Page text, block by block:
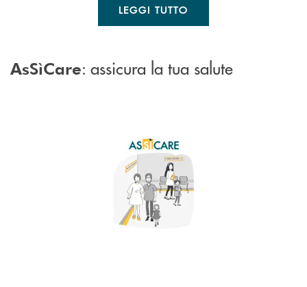
LEGGI TUTTO
AsSìCare: assicura la tua salute